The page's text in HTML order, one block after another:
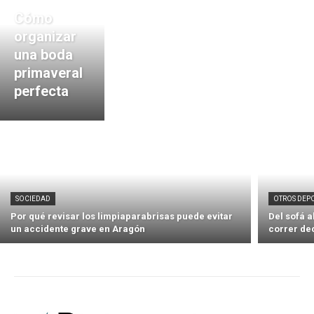
Cómo
organizar
una boda
primaveral
perfecta
SOCIEDAD
Por qué revisar los limpiaparabrisas puede evitar
un accidente grave en Aragón
OTROS
Del sofá
correr